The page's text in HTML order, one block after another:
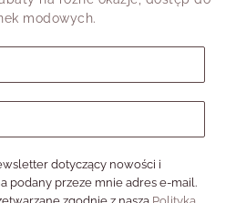
osoby lub upominek dla
podejście do sztuki
wyrazić siebie w unikalny
zarówno piękne, jak i pełne
zawsze doceniane, pokazują, że nam
i wzruszają, bo pokazują
osoby. Wybierz
gwarantujemy, że taki upominek
na długo zapadnie w pamięci.
modowych.
do newslettera
dotyczący nowości i
podany przeze mnie adres e-mail.